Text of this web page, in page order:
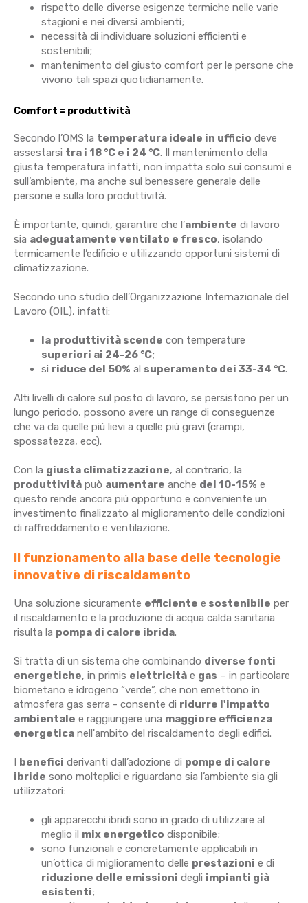
rispetto delle diverse esigenze termiche nelle varie
stagioni e nei diversi ambienti;
necessità di individuare soluzioni efficienti e
sostenibili;
mantenimento del giusto comfort per le persone che
vivono tali spazi quotidianamente.
Comfort = produttività
Secondo l’OMS la temperatura ideale in ufficio deve
assestarsi tra i 18 °C e i 24 °C. Il mantenimento della
giusta temperatura infatti, non impatta solo sui consumi e
sull’ambiente, ma anche sul benessere generale delle
persone e sulla loro produttività.
È importante, quindi, garantire che l’ambiente di lavoro
sia adeguatamente ventilato e fresco, isolando
termicamente l’edificio e utilizzando opportuni sistemi di
climatizzazione.
Secondo uno studio dell’Organizzazione Internazionale del
Lavoro (OIL), infatti:
la produttività scende con temperature
superiori ai 24-26 °C;
si riduce del 50% al superamento dei 33-34 °C.
Alti livelli di calore sul posto di lavoro, se persistono per un
lungo periodo, possono avere un range di conseguenze
che va da quelle più lievi a quelle più gravi (crampi,
spossatezza, ecc).
Con la giusta climatizzazione, al contrario, la
produttività può aumentare anche del 10-15% e
questo rende ancora più opportuno e conveniente un
investimento finalizzato al miglioramento delle condizioni
di raffreddamento e ventilazione.
Il funzionamento alla base delle tecnologie
innovative di riscaldamento
Una soluzione sicuramente efficiente e sostenibile per
il riscaldamento e la produzione di acqua calda sanitaria
risulta la pompa di calore ibrida.
Si tratta di un sistema che combinando diverse fonti
energetiche, in primis elettricità e gas – in particolare
biometano e idrogeno “verde”, che non emettono in
atmosfera gas serra - consente di ridurre l'impatto
ambientale e raggiungere una maggiore efficienza
energetica nell'ambito del riscaldamento degli edifici.
I benefici derivanti dall’adozione di pompe di calore
ibride sono molteplici e riguardano sia l’ambiente sia gli
utilizzatori:
gli apparecchi ibridi sono in grado di utilizzare al
meglio il mix energetico disponibile;
sono funzionali e concretamente applicabili in
un’ottica di miglioramento delle prestazioni e di
riduzione delle emissioni degli impianti già
esistenti;